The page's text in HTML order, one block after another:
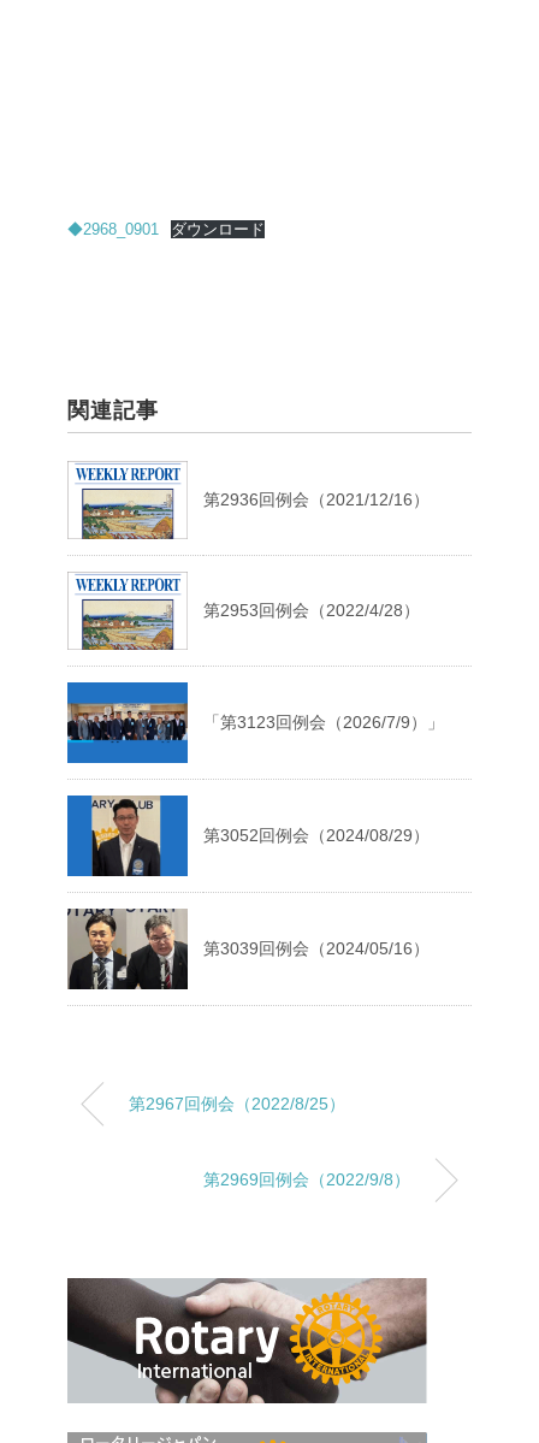
◆2968_0901 ダウンロード
関連記事
第2936回例会（2021/12/16）
第2953回例会（2022/4/28）
「第3123回例会（2026/7/9）」
第3052回例会（2024/08/29）
第3039回例会（2024/05/16）
第2967回例会（2022/8/25）
第2969回例会（2022/9/8）